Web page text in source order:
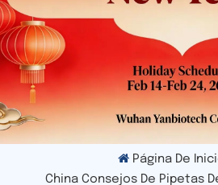
Página De
China Consejos De Pipetas